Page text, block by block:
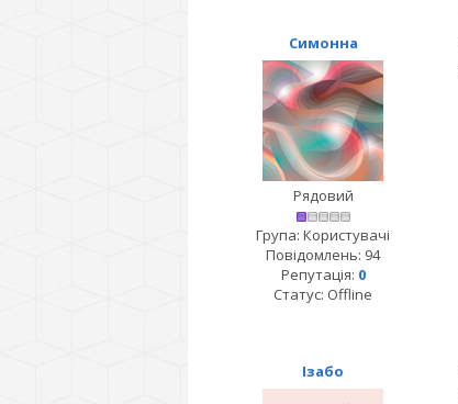
Симонна
Рядовий
Група: Користувачі
Повідомлень: 94
Репутація: 0
Статус: Offline
Ізабо